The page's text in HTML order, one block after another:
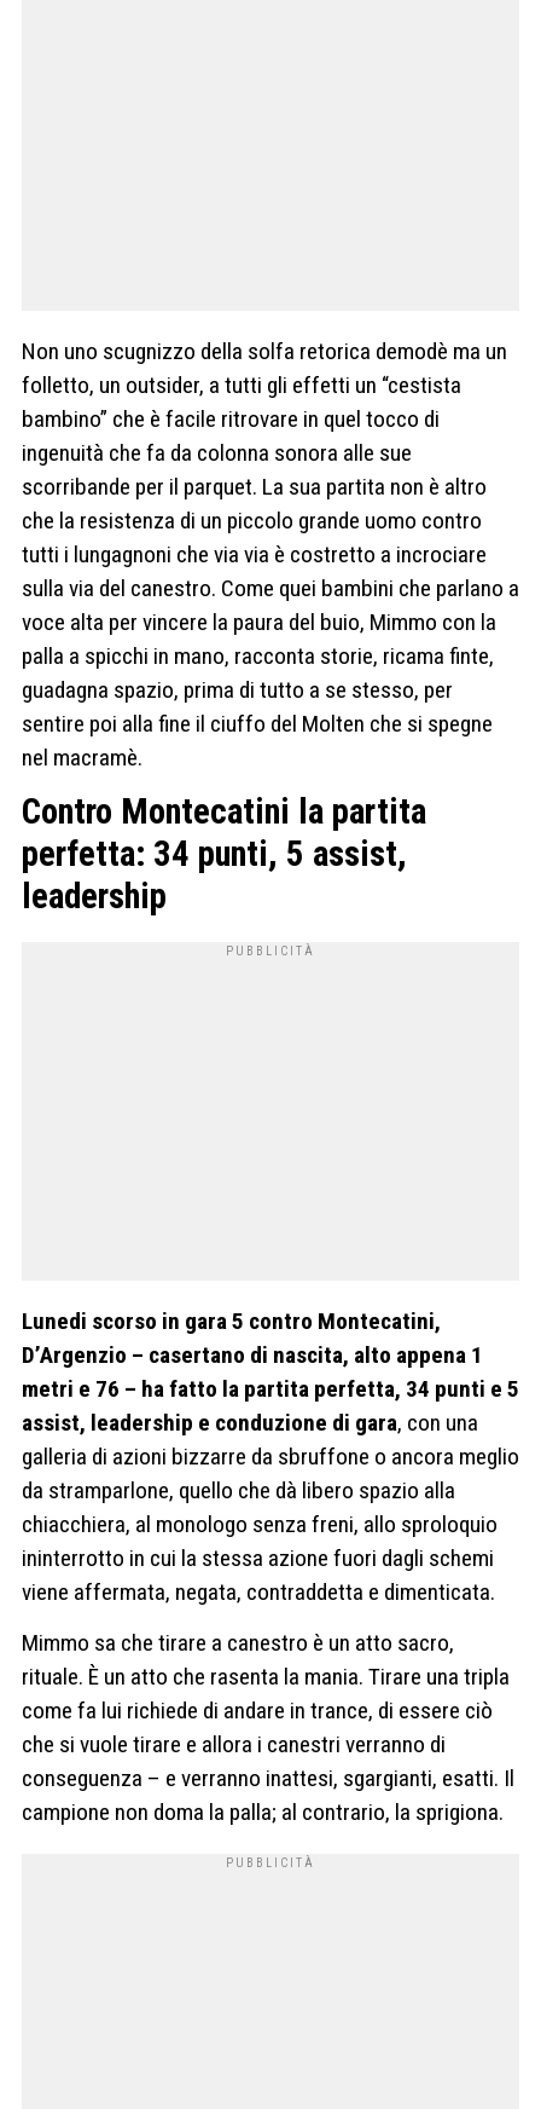
Non uno scugnizzo della solfa retorica demodè ma un
folletto, un outsider, a tutti gli effetti un “cestista
bambino” che è facile ritrovare in quel tocco di
ingenuità che fa da colonna sonora alle sue
scorribande per il parquet. La sua partita non è altro
che la resistenza di un piccolo grande uomo contro
tutti i lungagnoni che via via è costretto a incrociare
sulla via del canestro. Come quei bambini che parlano a
voce alta per vincere la paura del buio, Mimmo con la
palla a spicchi in mano, racconta storie, ricama finte,
guadagna spazio, prima di tutto a se stesso, per
sentire poi alla fine il ciuffo del Molten che si spegne
nel macramè.
Contro Montecatini la partita
perfetta: 34 punti, 5 assist,
leadership
Lunedi scorso in gara 5 contro Montecatini,
D’Argenzio – casertano di nascita, alto appena 1
metri e 76 – ha fatto la partita perfetta, 34 punti e 5
assist, leadership e conduzione di gara, con una
galleria di azioni bizzarre da sbruffone o ancora meglio
da stramparlone, quello che dà libero spazio alla
chiacchiera, al monologo senza freni, allo sproloquio
ininterrotto in cui la stessa azione fuori dagli schemi
viene affermata, negata, contraddetta e dimenticata.
Mimmo sa che tirare a canestro è un atto sacro,
rituale. È un atto che rasenta la mania. Tirare una tripla
come fa lui richiede di andare in trance, di essere ciò
che si vuole tirare e allora i canestri verranno di
conseguenza – e verranno inattesi, sgargianti, esatti. Il
campione non doma la palla; al contrario, la sprigiona.